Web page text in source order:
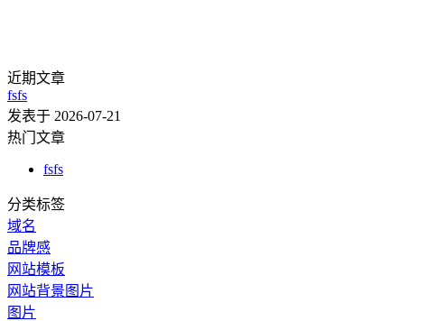
近期文章
fsfs
发表于 2026-07-21
热门文章
fsfs
分类标签
域名
品牌感
网站模板
网站背景图片
图片